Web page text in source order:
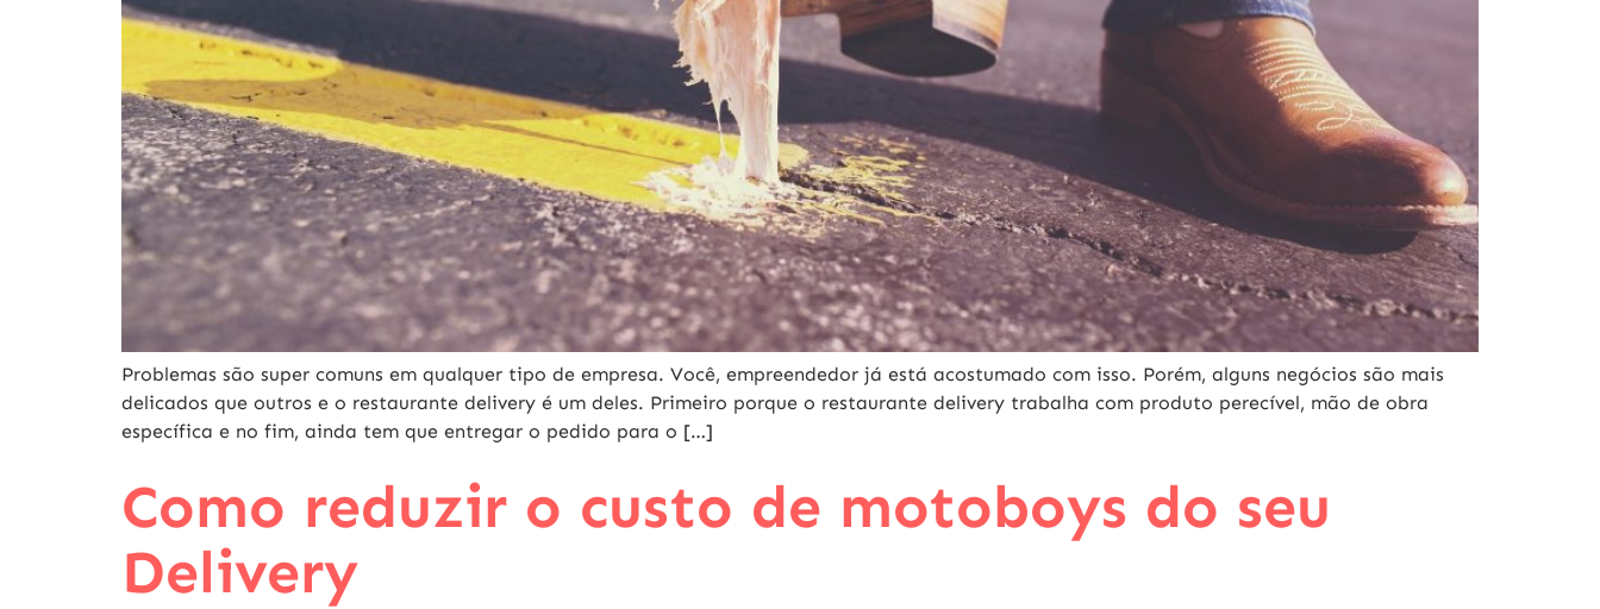
Problemas são super comuns em qualquer tipo de empresa. Você, empreendedor já está acostumado com isso. Porém, alguns negócios são mais
delicados que outros e o restaurante delivery é um deles. Primeiro porque o restaurante delivery trabalha com produto perecível, mão de obra
específica e no fim, ainda tem que entregar o pedido para o […]
Como reduzir o custo de motoboys do seu
Delivery